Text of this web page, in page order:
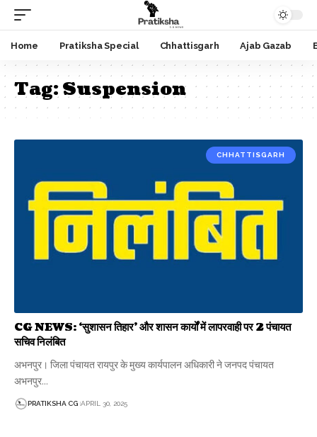
Home Pratiksha Special Chhattisgarh Ajab Gazab
Tag:Suspension
CHHATTISGARH
CG NEWS: ‘सुशासन तिहार’ और शासन कार्यों में लापरवाही पर 2 पंचायत
सचिव निलंबित
अभनपुर। जिला पंचायत रायपुर के मुख्य कार्यपालन अधिकारी ने जनपद पंचायत
अभनपुर…
PRATIKSHA CG APRIL 30, 2025